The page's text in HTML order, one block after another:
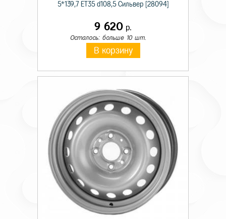
5*139,7 ET35 d108,5 Сильвер [28094]
9 620 р.
Осталось: больше 10 шт.
В корзину